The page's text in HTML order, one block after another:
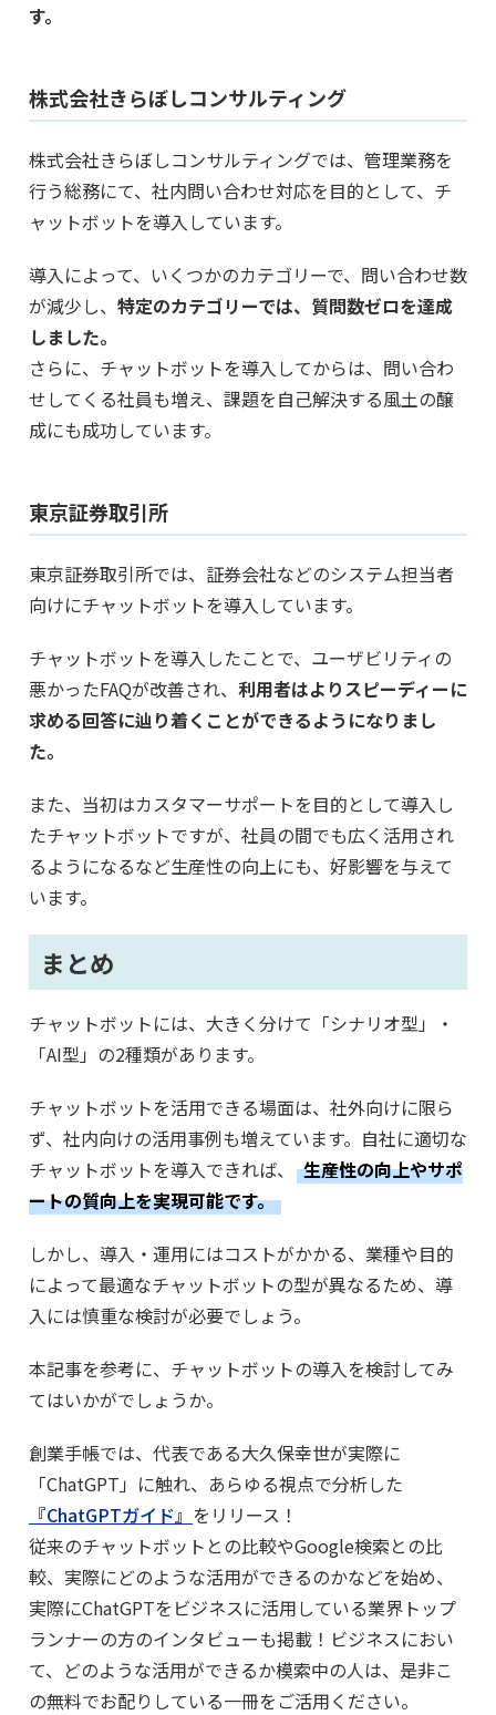
す。
株式会社きらぼしコンサルティング
株式会社きらぼしコンサルティングでは、管理業務を
行う総務にて、社内問い合わせ対応を目的として、チ
ャットボットを導入しています。
導入によって、いくつかのカテゴリーで、問い合わせ数
が減少し、 特定のカテゴリーでは、質問数ゼロを達成
しました。
さらに、チャットボットを導入してからは、問い合わ
せしてくる社員も増え、課題を自己解決する風土の醸
成にも成功しています。
東京証券取引所
東京証券取引所では、証券会社などのシステム担当者
向けにチャットボットを導入しています。
チャットボットを導入したことで、ユーザビリティの
悪かったFAQが改善され、 利用者はよりスピーディーに
求める回答に辿り着くことができるようになりまし
た。
また、当初はカスタマーサポートを目的として導入し
たチャットボットですが、社員の間でも広く活用され
るようになるなど生産性の向上にも、好影響を与えて
います。
まとめ
チャットボットには、大きく分けて「シナリオ型」・
「AI型」の2種類があります。
チャットボットを活用できる場面は、社外向けに限ら
ず、社内向けの活用事例も増えています。自社に適切な
チャットボットを導入できれば、
生産性の向上やサポ
ートの質向上を実現可能です。
しかし、導入・運用にはコストがかかる、業種や目的
によって最適なチャットボットの型が異なるため、導
入には慎重な検討が必要でしょう。
本記事を参考に、チャットボットの導入を検討してみ
てはいかがでしょうか。
創業手帳では、代表である大久保幸世が実際に
「ChatGPT」に触れ、あらゆる視点で分析した
『ChatGPTガイド』 をリリース！
従来のチャットボットとの比較やGoogle検索との比
較、実際にどのような活用ができるのかなどを始め、
実際にChatGPTをビジネスに活用している業界トップ
ランナーの方のインタビューも掲載！ビジネスにおい
て、どのような活用ができるか模索中の人は、是非こ
の無料でお配りしている一冊をご活用ください。